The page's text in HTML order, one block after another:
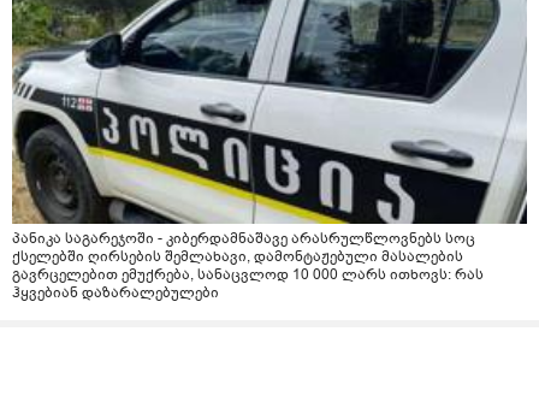
პანიკა საგარეჯოში - კიბერდამნაშავე არასრულწლოვნებს სოც
ქსელებში ღირსების შემლახავი, დამონტაჟებული მასალების
გავრცელებით ემუქრება, სანაცვლოდ 10 000 ლარს ითხოვს: რას
ჰყვებიან დაზარალებულები